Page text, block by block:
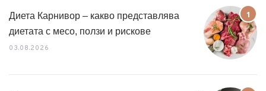
Диета Карнивор – какво представлява
диетата с месо, ползи и рискове
03.08.2026